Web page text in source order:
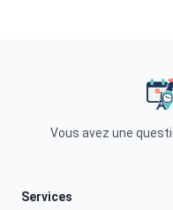
Vous avez une
Services